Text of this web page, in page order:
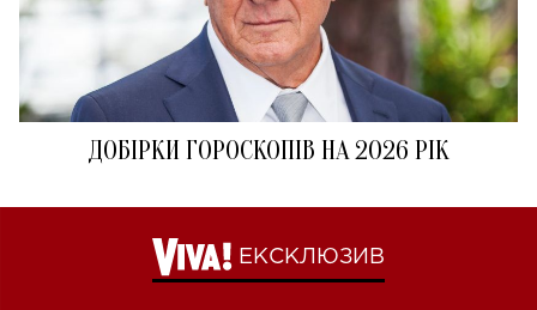
ДОБІРКИ ГОРОСКОПІВ НА 2026 РІК
ЕКСКЛЮЗИВ